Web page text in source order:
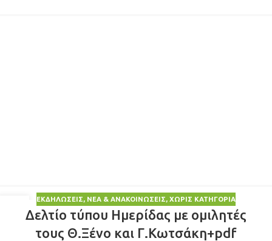
ΕΚΔΗΛΏΣΕΙΣ, ΝΈΑ & ΑΝΑΚΟΙΝΏΣΕΙΣ, ΧΩΡΊΣ ΚΑΤΗΓΟΡΊΑ
Δελτίο τύπου Ημερίδας με ομιλητές
τους Θ.Ξένο και Γ.Κωτσάκη+pdf